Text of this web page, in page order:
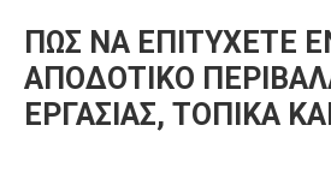
ΠΩΣ ΝΑ ΕΠΙΤΥΧΕΤΕ
ΑΠΟΔΟΤΙΚΟ
ΕΡΓΑΣΙΑΣ, ΤΟΠΙΚΑ